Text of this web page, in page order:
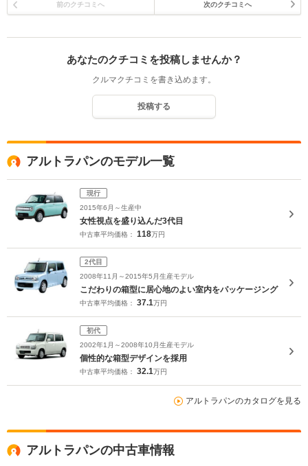
前のクチコミへ 次のクチコミへ
あなたのクチコミを投稿しませんか？
クルマクチコミを書き込めます。
投稿する
アルトラパンのモデル一覧
現行
2015年6月～生産中
女性視点を盛り込んだ3代目
中古車平均価格： 118万円
2代目
2008年11月～2015年5月生産モデル
こだわりの箱型に居心地のよい室内をパッケージング
中古車平均価格： 37.1万円
初代
2002年1月～2008年10月生産モデル
個性的な箱型デザインを採用
中古車平均価格： 32.1万円
アルトラパンのカタログを見る
アルトラパンの中古車情報